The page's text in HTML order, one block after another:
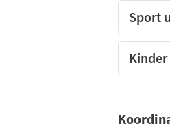
Sport
Kinder